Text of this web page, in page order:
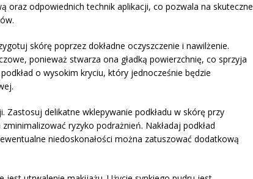
oraz odpowiednich technik aplikacji, co pozwala na skuteczne
skórę poprzez dokładne oczyszczenie i nawilżenie.
ponieważ stwarza ona gładką powierzchnię, co sprzyja
o wysokim kryciu, który jednocześnie będzie
Zastosuj delikatne wklepywanie podkładu w skórę przy
ryzyko podrażnień. Nakładaj podkład
niedoskonałości można zatuszować dodatkową